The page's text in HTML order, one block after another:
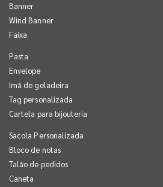
Banner
Wind Banner
Faixa
Pasta
Envelope
Imã de geladeira
Tag personalizada
Cartela para bijouteria
Sacola Personalizada
Bloco de notas
Talão de pedidos
Caneta